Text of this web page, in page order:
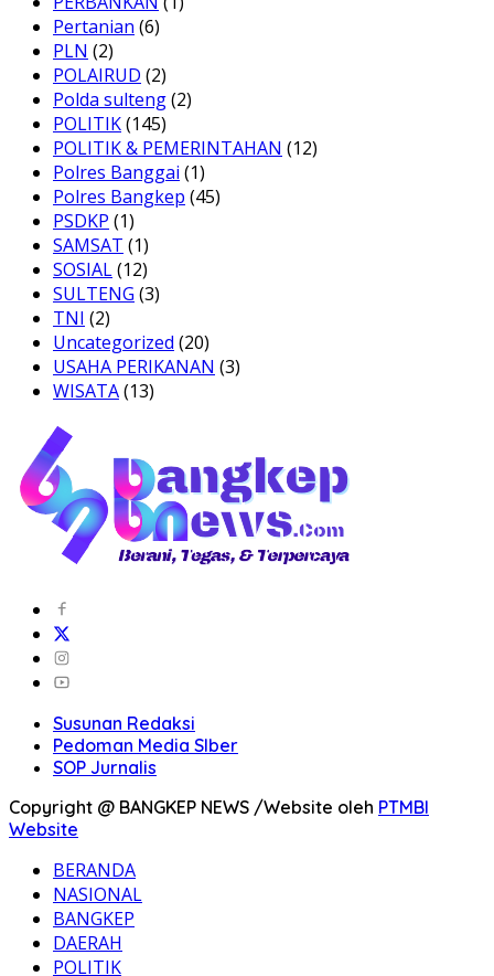
Pertanian (6)
PLN (2)
POLAIRUD (2)
Polda sulteng(2)
POLITIK(145)
POLITIK & PEMERINTAHAN (12)
Polres Banggai (1)
Polres Bangkep (45)
PSDKP (1)
SAMSAT (1)
SOSIAL(12)
SULTENG (3)
TNI (2)
Uncategorized (20)
USAHA PERIKANAN (3)
WISATA(13)
Susunan Redaksi
Pedoman Media SIber
SOP Jurnalis
Copyright @ BANGKEP NEWS /Website oleh PTMBI
Website
BERANDA
NASIONAL
BANGKEP
DAERAH
POLITIK